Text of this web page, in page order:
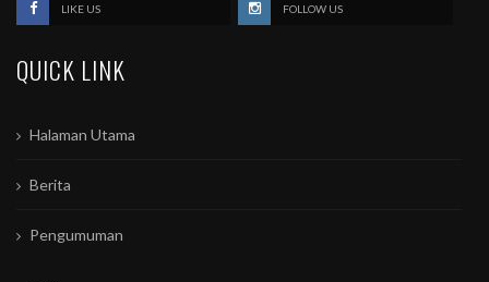
LIKE US FOLLOW US
QUICK LINK
Halaman Utama
Berita
Pengumuman